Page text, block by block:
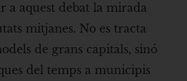
a aquest debat la mirada
mitjanes. No es tracta
de grans capitals, sinó
del temps a municipis